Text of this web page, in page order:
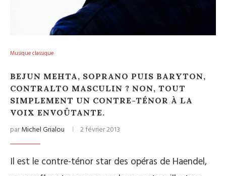
Musique classique
BEJUN MEHTA, SOPRANO PUIS BARYTON,
CONTRALTO MASCULIN ? NON, TOUT
SIMPLEMENT UN CONTRE-TÉNOR À LA
VOIX ENVOÛTANTE.
parMichel Grialou 2 février 2013
Il est le contre-ténor star des opéras de Haendel,